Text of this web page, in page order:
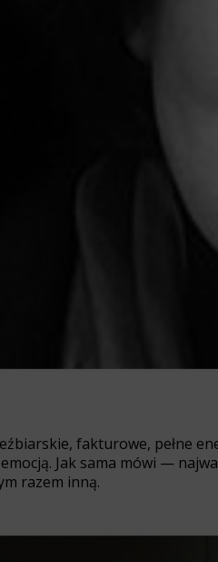
fakturowe, pełne
Jak sama mówi —
razem inną.